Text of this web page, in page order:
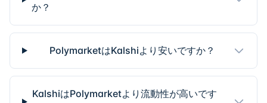
か？
PolymarketはKalshiより安いですか？
KalshiはPolymarketより流動性が高いです